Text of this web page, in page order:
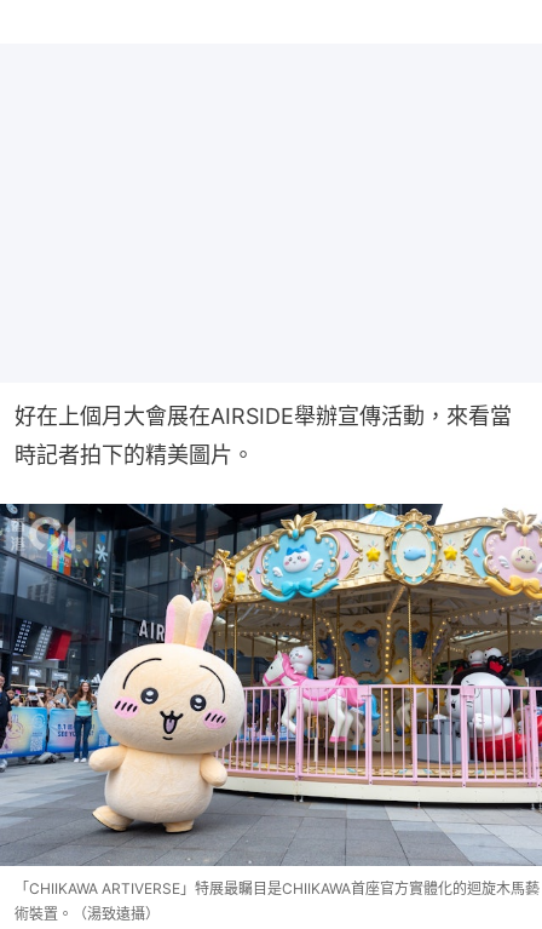
好在上個月大會展在AIRSIDE舉辦宣傳活動，來看當
時記者拍下的精美圖片。
「CHIIKAWA ARTIVERSE」特展最矚目是CHIIKAWA首座官方實體化的迴旋木馬藝
術裝置。（湯致遠攝）